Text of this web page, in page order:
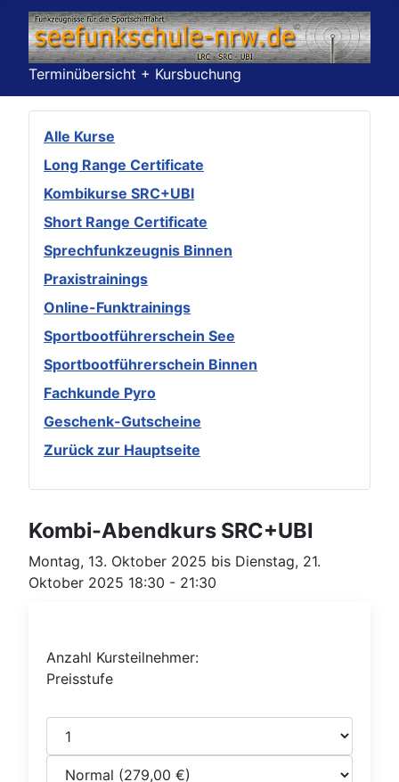
Terminübersicht + Kursbuchung
Alle Kurse
Long Range Certificate
Kombikurse SRC+UBI
Short Range Certificate
Sprechfunkzeugnis Binnen
Praxistrainings
Online-Funktrainings
Sportbootführerschein See
Sportbootführerschein Binnen
Fachkunde Pyro
Geschenk-Gutscheine
Zurück zur Hauptseite
Kombi-Abendkurs SRC+UBI
Montag, 13. Oktober 2025 bis Dienstag, 21.
Oktober 2025 18:30 - 21:30
Anzahl Kursteilnehmer:
Preisstufe